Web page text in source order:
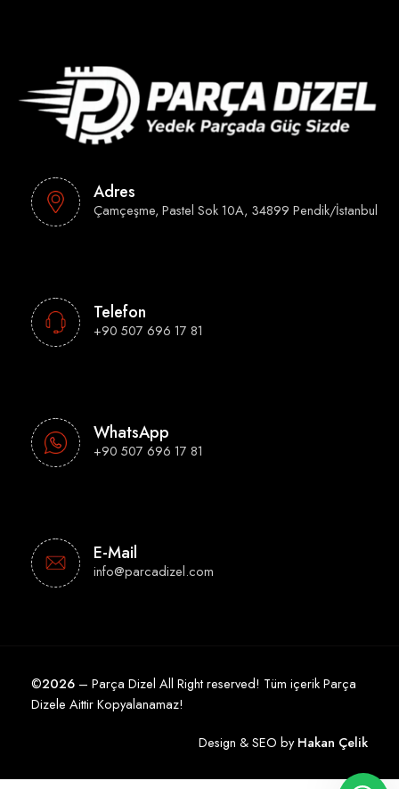
Adres
Çamçeşme, Pastel Sok 10A, 34899 Pendik/İstanbul
Telefon
+90 507 696 17 81
WhatsApp
+90 507 696 17 81
E-Mail
info@parcadizel.com
©2026 – Parça Dizel All Right reserved! Tüm içerik Parça
Dizele Aittir Kopyalanamaz!
Design & SEO byHakan Çelik